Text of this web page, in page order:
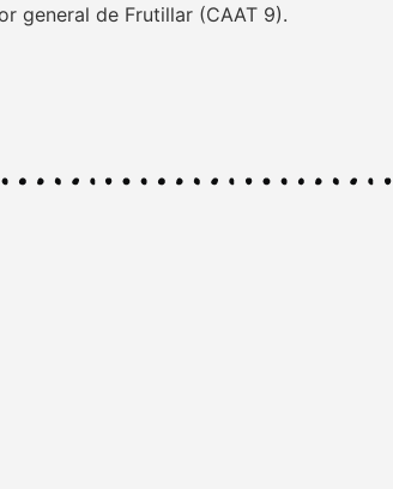
general de Frutillar (CAAT 9).